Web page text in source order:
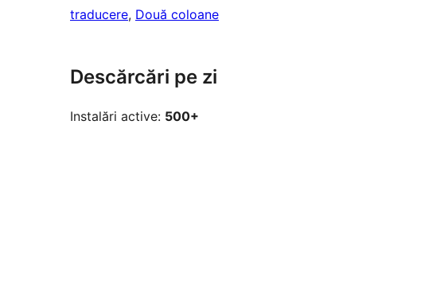
traducere, Două coloane
Descărcări pe zi
Instalări active: 500+